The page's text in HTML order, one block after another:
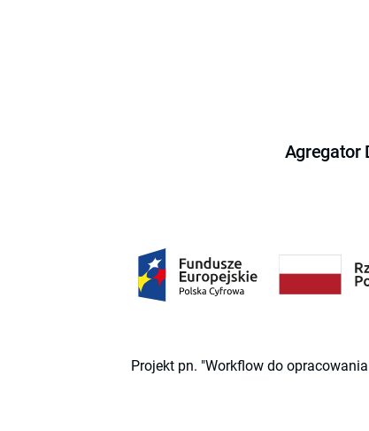
Agregator
Projekt pn. "Workflow do